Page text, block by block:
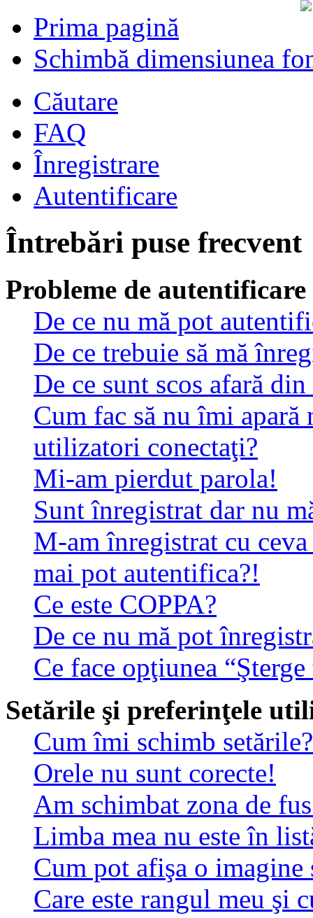
Prima pagină
Schimbă dimensiunea
Căutare
FAQ
Înregistrare
Autentificare
Întrebări puse frecvent
Probleme de
De ce nu mă pot
De ce trebuie să mă
De ce sunt scos afară
Cum fac să nu îmi
utilizatori conectaţi?
Mi-am pierdut parola!
Sunt înregistrat dar nu
M-am înregistrat cu
mai pot autentifica?!
Ce este COPPA?
De ce nu mă pot
Ce face opţiunea
Setările şi preferinţele
Cum îmi schimb setările?
Orele nu sunt corecte!
Am schimbat zona de
Limba mea nu este în
Cum pot afişa o
Care este rangul meu şi